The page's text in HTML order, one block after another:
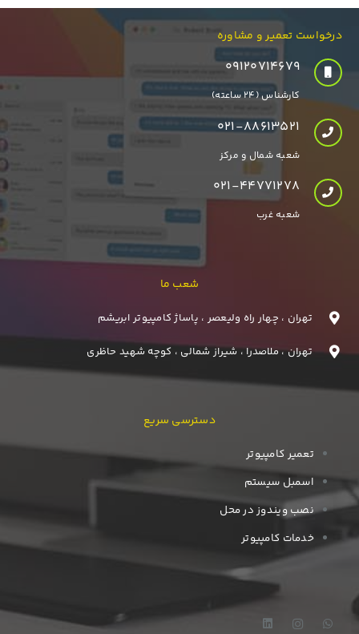
درخواست تعمیر و مشاوره
۰۹۱۲۰۷۱۴۶۷۹
کارشناس (24 ساعته)
021-88613521
شعبه شمال و مرکز
021-44771278
شعبه غرب
شعب ما
تهران ، چهار راه ولیعصر ، پاساژ کامپیوتر ابریشم
تهران ، ملاصدرا ، شیراز شمالی ، کوچه شهید حاظری
دسترسی سریع
تعمیر کامپیوتر
اسمبل سیستم
نصب ویندوز در محل
خدمات کامپیوتر